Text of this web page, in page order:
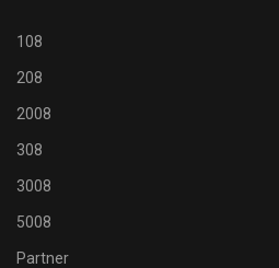
108
208
2008
308
3008
5008
Partner